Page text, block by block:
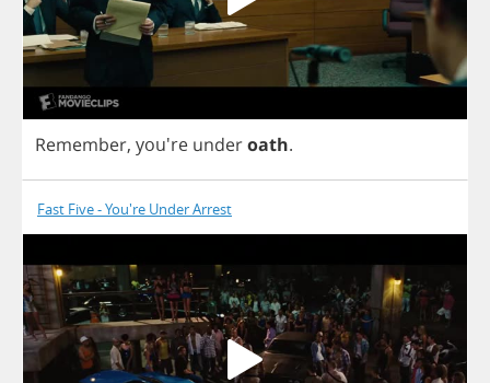
Remember, you're underoath.
Fast Five - You're Under Arrest